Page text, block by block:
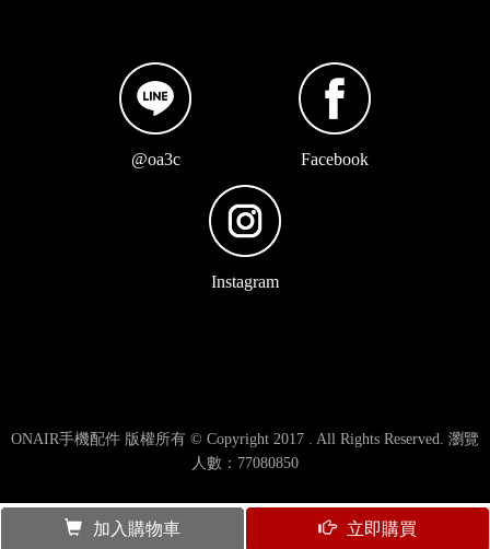
加入購物車 立即購買
@oa3c Facebook
Instagram
ONAIR手機配件 版權所有 © Copyright 2017 . All Rights Reserved. 瀏覽
人數：77080850